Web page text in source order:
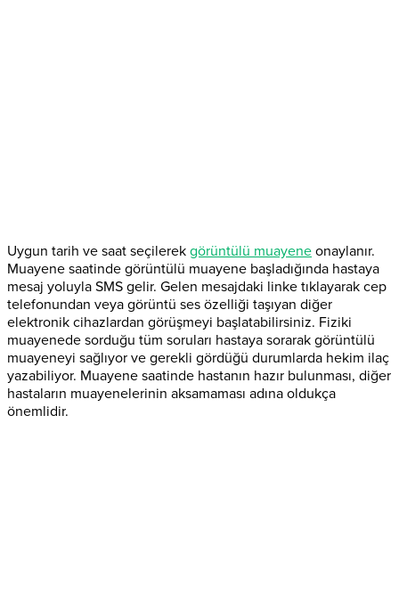
Uygun tarih ve saat seçilerek görüntülü muayene onaylanır.
Muayene saatinde görüntülü muayene başladığında hastaya
mesaj yoluyla SMS gelir. Gelen mesajdaki linke tıklayarak cep
telefonundan veya görüntü ses özelliği taşıyan diğer
elektronik cihazlardan görüşmeyi başlatabilirsiniz. Fiziki
muayenede sorduğu tüm soruları hastaya sorarak görüntülü
muayeneyi sağlıyor ve gerekli gördüğü durumlarda hekim ilaç
yazabiliyor. Muayene saatinde hastanın hazır bulunması, diğer
hastaların muayenelerinin aksamaması adına oldukça
önemlidir.